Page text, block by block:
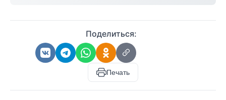
Поделиться:
Печать